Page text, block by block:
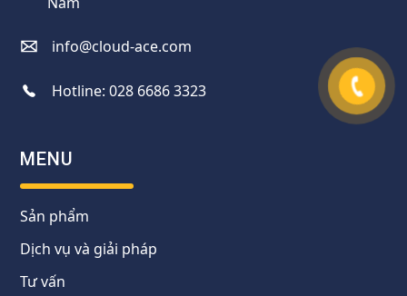
info@cloud-ace.com
Hotline:028 6686 3323
MENU
Sản phẩm
Dịch vụ và giải pháp
Tư vấn